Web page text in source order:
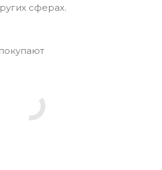
сферах.